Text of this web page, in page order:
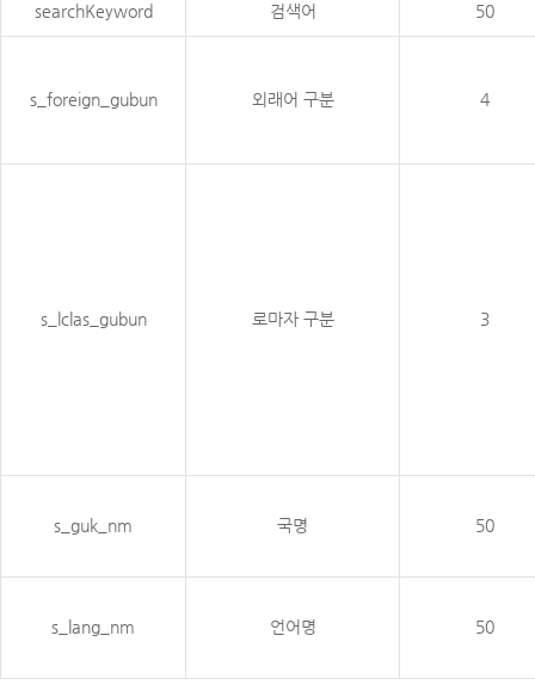
searchKeyword 검색어 50
s_foreign_gubun 외래어 구분 4
s_lclas_gubun 로마자 구분 3
s_guk_nm 국명 50
s_lang_nm 언어명 50